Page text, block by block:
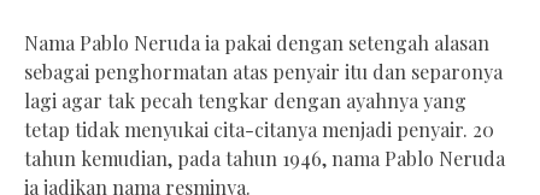
Nama Pablo Neruda ia pakai dengan setengah alasan
sebagai penghormatan atas penyair itu dan separonya
lagi agar tak pecah tengkar dengan ayahnya yang
tetap tidak menyukai cita-citanya menjadi penyair. 20
tahun kemudian, pada tahun 1946, nama Pablo Neruda
ia jadikan nama resminya.